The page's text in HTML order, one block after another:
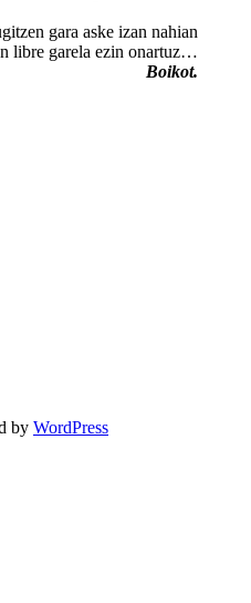
gara aske izan nahian
libre garela ezin onartuz…
Boikot.
by WordPress